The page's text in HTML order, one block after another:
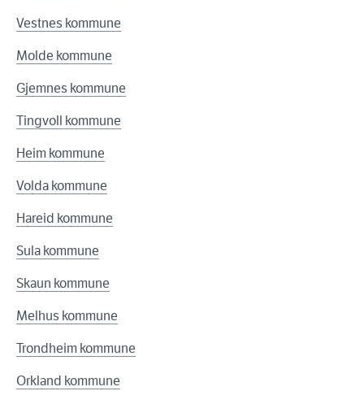
Vestnes kommune
Molde kommune
Gjemnes kommune
Tingvoll kommune
Heim kommune
Volda kommune
Hareid kommune
Sula kommune
Skaun kommune
Melhus kommune
Trondheim kommune
Orkland kommune